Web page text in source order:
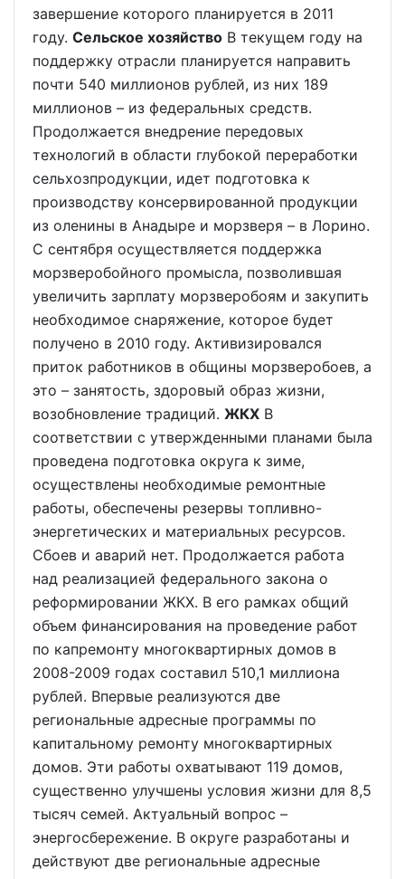
завершение которого планируется в 2011
году. Сельское хозяйство В текущем году на
поддержку отрасли планируется направить
почти 540 миллионов рублей, из них 189
миллионов – из федеральных средств.
Продолжается внедрение передовых
технологий в области глубокой переработки
сельхозпродукции, идет подготовка к
производству консервированной продукции
из оленины в Анадыре и морзверя – в Лорино.
С сентября осуществляется поддержка
морзверобойного промысла, позволившая
увеличить зарплату морзверобоям и закупить
необходимое снаряжение, которое будет
получено в 2010 году. Активизировался
приток работников в общины морзверобоев, а
это – занятость, здоровый образ жизни,
возобновление традиций. ЖКХ В
соответствии с утвержденными планами была
проведена подготовка округа к зиме,
осуществлены необходимые ремонтные
работы, обеспечены резервы топливно-
энергетических и материальных ресурсов.
Сбоев и аварий нет. Продолжается работа
над реализацией федерального закона о
реформировании ЖКХ. В его рамках общий
объем финансирования на проведение работ
по капремонту многоквартирных домов в
2008-2009 годах составил 510,1 миллиона
рублей. Впервые реализуются две
региональные адресные программы по
капитальному ремонту многоквартирных
домов. Эти работы охватывают 119 домов,
существенно улучшены условия жизни для 8,5
тысяч семей. Актуальный вопрос –
энергосбережение. В округе разработаны и
действуют две региональные адресные